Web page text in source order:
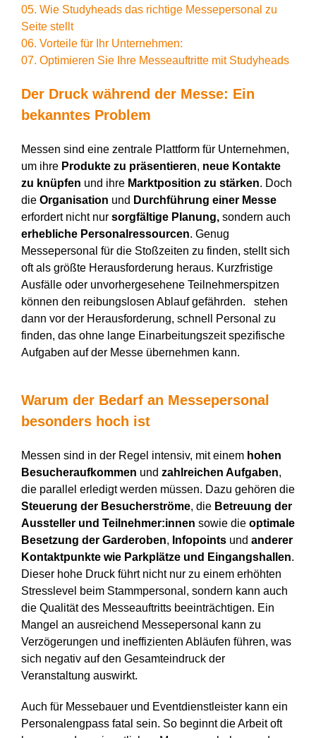
05. Wie Studyheads das richtige Messepersonal zu
Seite stellt
06. Vorteile für Ihr Unternehmen:
07. Optimieren Sie Ihre Messeauftritte mit Studyheads
Der Druck während der Messe: Ein
bekanntes Problem
Messen sind eine zentrale Plattform für Unternehmen,
um ihre Produkte zu präsentieren, neue Kontakte
zu knüpfen und ihre Marktposition zu stärken. Doch
die Organisation und Durchführung einer Messe
erfordert nicht nur sorgfältige Planung,sondern auch
erhebliche Personalressourcen. Genug
Messepersonal für die Stoßzeiten zu finden, stellt sich
oft als größte Herausforderung heraus. Kurzfristige
Ausfälle oder unvorhergesehene Teilnehmerspitzen
können den reibungslosen Ablauf gefährden. stehen
dann vor der Herausforderung, schnell Personal zu
finden, das ohne lange Einarbeitungszeit spezifische
Aufgaben auf der Messe übernehmen kann.
Warum der Bedarf an Messepersonal
besonders hoch ist
Messen sind in der Regel intensiv, mit einem hohen
Besucheraufkommen und zahlreichen Aufgaben,
die parallel erledigt werden müssen. Dazu gehören die
Steuerung der Besucherströme, die Betreuung der
Aussteller und Teilnehmer:innen sowie die optimale
Besetzung der Garderoben, Infopointsund anderer
Kontaktpunkte wie Parkplätze und Eingangshallen.
Dieser hohe Druck führt nicht nur zu einem erhöhten
Stresslevel beim Stammpersonal, sondern kann auch
die Qualität des Messeauftritts beeinträchtigen. Ein
Mangel an ausreichend Messepersonal kann zu
Verzögerungen und ineffizienten Abläufen führen, was
sich negativ auf den Gesamteindruck der
Veranstaltung auswirkt.
Auch für Messebauer und Eventdienstleister kann ein
Personalengpass fatal sein. So beginnt die Arbeit oft